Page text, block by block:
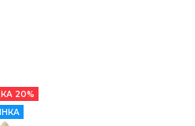
20%